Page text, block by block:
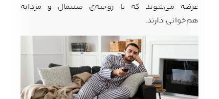
عرضه می‌شوند که با روحیه‌ی مینیمال و مردانه
هم‌خوانی دارند.